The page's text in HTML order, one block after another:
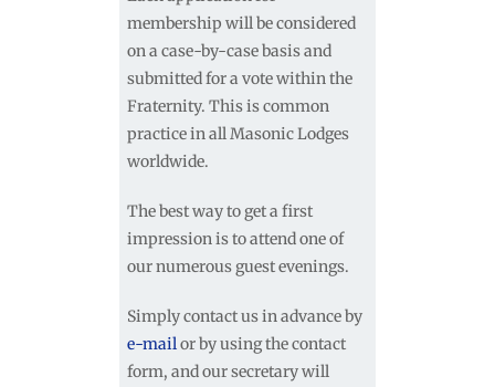
membership will be considered
on a case-by-case basis and
submitted for a vote within the
Fraternity. This is common
practice in all Masonic Lodges
worldwide.
The best way to get a first
impression is to attend one of
our numerous guest evenings.
Simply contact us in advance by
e-mailor by using the contact
form, and our secretary will